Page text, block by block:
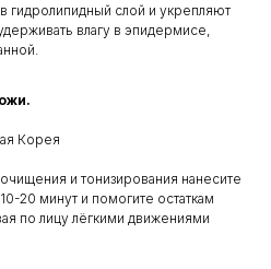
гидролипидный слой и укрепляют
влагу в эпидермисе,
Корея
и тонизирования нанесите
20 минут и помогите остаткам
по лицу лёгкими движениями